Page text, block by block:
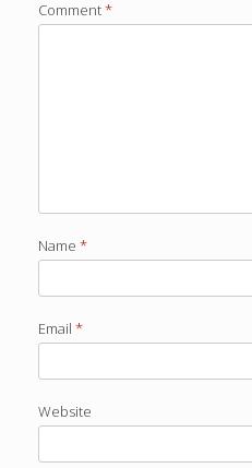
Comment*
Name *
Email *
Website